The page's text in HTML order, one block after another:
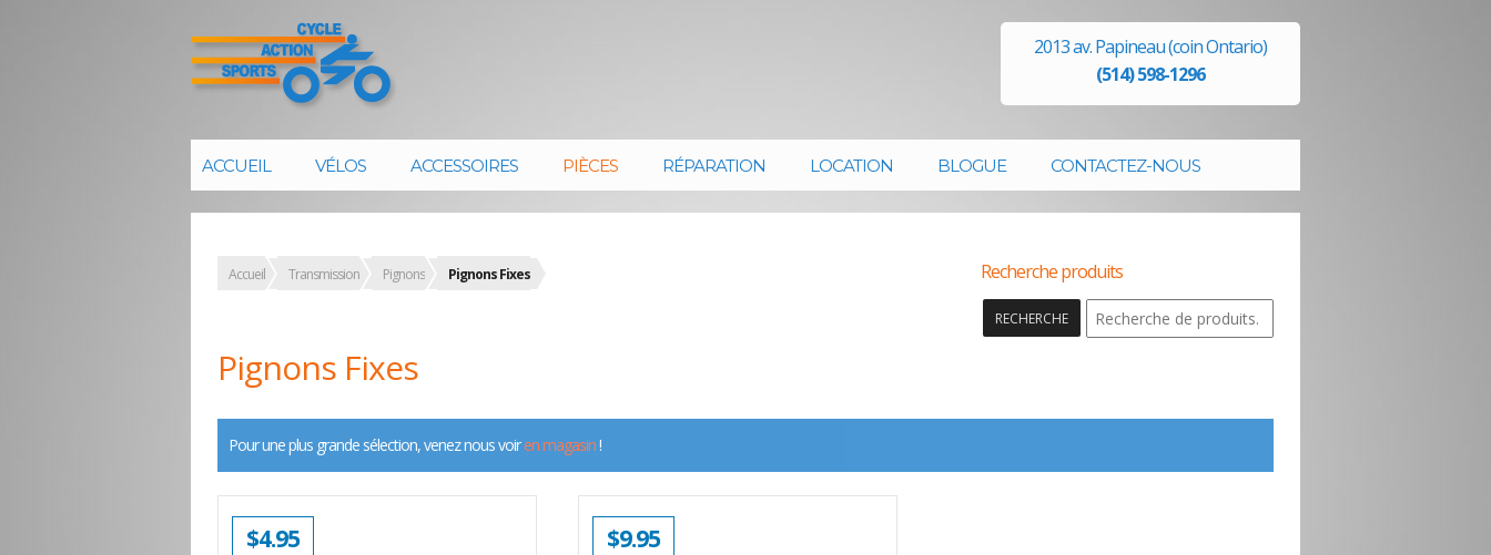
2013 av. Papineau (coin Ontario)
(514) 598-1296
ACCUEIL VÉLOS ACCESSOIRES PIÈCES RÉPARATION LOCATION BLOGUE CONTACTEZ-NOUS
Recherche produits
RECHERCHE
Accueil Transmission Pignons Pignons Fixes
Pignons Fixes
Pour une plus grande sélection, venez nous voiren magasin!
$4.95 $9.95